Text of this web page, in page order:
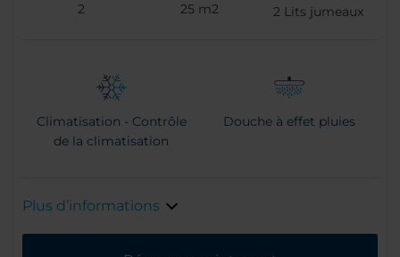
2 25 m2 2 Lits jumeaux
Climatisation - Contrôle
de la climatisation
Douche à effet pluies
Plus d’informations